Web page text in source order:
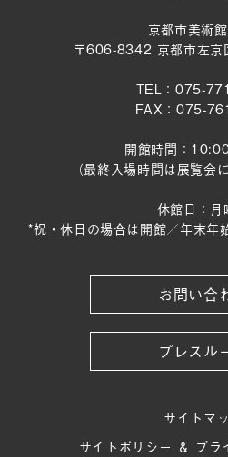
京都市美術
〒606-8342 京都市左京
TEL：075-
FAX：075-
開館時間：
（最終入場時間は展覧会
休館日：月
*祝・休日の場合は開館／年末年
お問い合
プレスル
サイトマ
サイトポリシー ＆ プラ